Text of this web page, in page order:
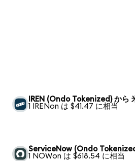
IREN (Ondo Tokenized) から
1 IRENon は $41.47 に相当
ServiceNow (Ondo
1 NOWon は $618.54 に相当